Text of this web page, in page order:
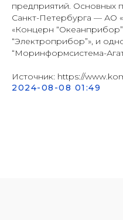
предприятий. Основных
Санкт-Петербурга — АО
«Концерн
“Электроприбор”», и
“Моринформсистема-
Источник: https://
2024-08-08 01:49